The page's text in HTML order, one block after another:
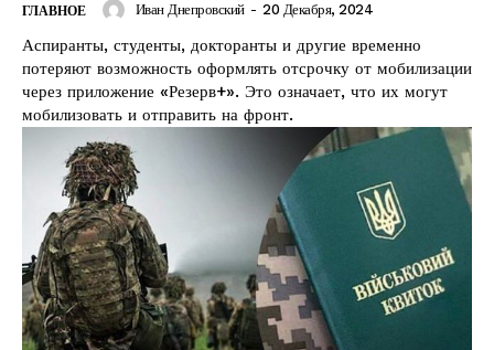
ГЛАВНОЕ Иван Днепровский - 20 Декабря, 2024
Аспиранты, студенты, докторанты и другие временно
потеряют возможность оформлять отсрочку от мобилизации
через приложение «Резерв+». Это означает, что их могут
мобилизовать и отправить на фронт.